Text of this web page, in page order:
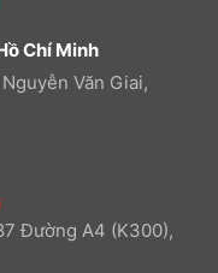
Chí Minh
Văn Giai,
Đường A4 (K300),